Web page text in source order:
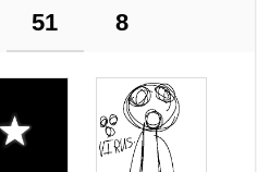
51 8